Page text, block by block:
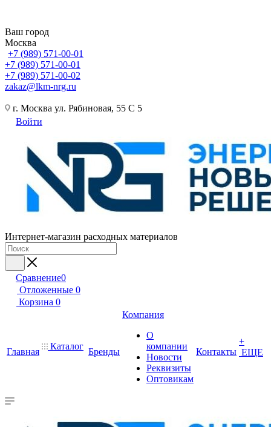
Ваш город
Москва
+7 (989) 571-00-01
+7 (989) 571-00-01
+7 (989) 571-00-02
zakaz@lkm-nrg.ru
г. Москва ул. Рябиновая, 55 С 5
Войти
Интернет-магазин расходных материалов
Сравнение0
Отложенные 0
Корзина 0
Главная
Каталог
Бренды
Компания
О
компании
Новости
Реквизиты
Оптовикам
Контакты
+
ЕЩЕ